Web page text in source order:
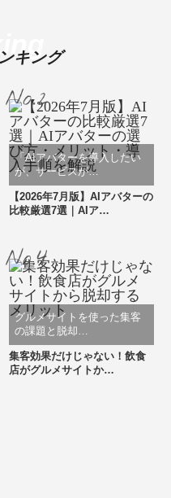
キング
「AIアバターを導入したい
が、サービスが…
【2026年7月版】AIアバターの
比較厳選7選｜AIア…
グルメサイトを使った集客
の課題と脱却…
集客効果だけじゃない！飲食
店がグルメサイトか…